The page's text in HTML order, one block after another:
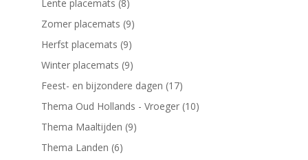
Lente placemats (8)
Zomer placemats (9)
Herfst placemats (9)
Winter placemats (9)
Feest- en bijzondere dagen (17)
Thema Oud Hollands - Vroeger (10)
Thema Maaltijden (9)
Thema Landen (6)